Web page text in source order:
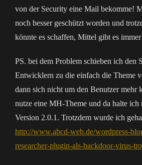
von der Security eine Mail bekomme!
noch besser geschützt worden und
könnte es schaffen, Mittel gibt es
PS. bei dem Problem schieben ich den
Entwicklern zu die einfach die Theme
dann sich nicht um den Benutzer mehr
nutze eine MH-Theme und da halte ich
Version 2.0.1. Trotzdem wurde ich
http://www.abcd-web.de/wordpress-
researcher-plugin-als-backdoor-virus-